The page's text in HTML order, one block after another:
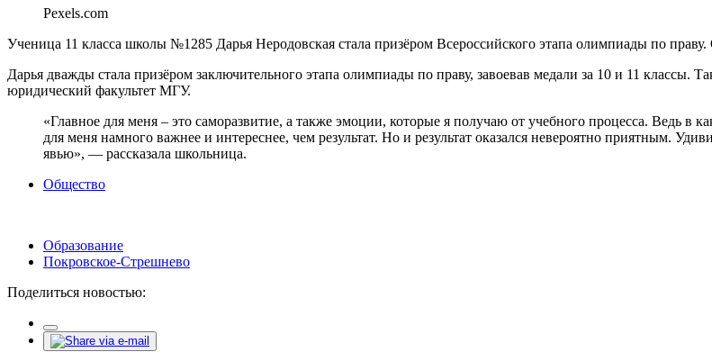
Pexels.com
Ученица 11 класса школы №1285 Дарья Неродовская стала призёром Всероссийского этапа олимпиады по
Дарья дважды стала призёром заключительного этапа олимпиады по праву, завоевав медали за 10 и 11
юридический факультет МГУ.
«Главное для меня – это саморазвитие, а также эмоции, которые я получаю от учебного процесса. Ведь в
для меня намного важнее и интереснее, чем результат. Но и результат оказался невероятно приятным.
явью», — рассказала школьница.
Общество
Образование
Покровское-Стрешнево
Поделиться новостью: